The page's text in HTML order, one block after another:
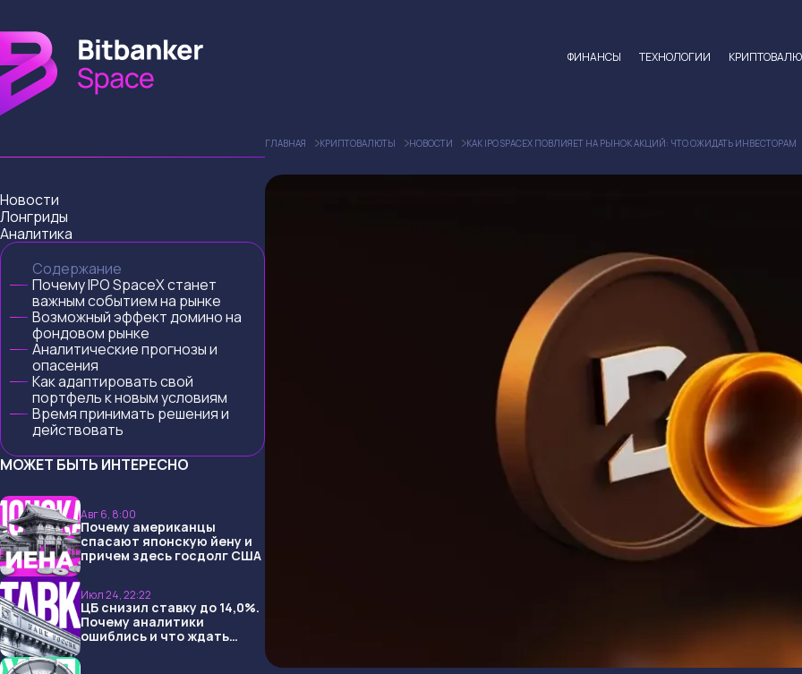
ФИНАНСЫ ТЕХНОЛОГИИ
Новости
Лонгриды
Аналитика
Содержание
Почему IPO SpaceX станет
важным событием на рынке
Возможный эффект домино на
фондовом рынке
Аналитические прогнозы и
опасения
Как адаптировать свой
портфель к новым условиям
Время принимать решения и
действовать
МОЖЕТ БЫТЬ ИНТЕРЕСНО
Авг 6, 8:00
Почему американцы
спасают японскую йену и
причем здесь госдолг США
Июл 24, 22:22
ЦБ снизил ставку до 14,0%.
Почему аналитики
ошиблись и что ждать
ГЛАВНАЯ КРИПТОВАЛЮТЫ НОВОСТИ КАК IPO SPACEX ПОВЛИЯЕТ НА РЫНОК АКЦИЙ: ЧТО ОЖИДАТЬ ИНВЕСТОРАМ